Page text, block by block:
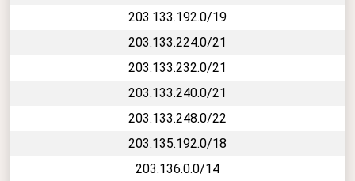
203.133.192.0/19
203.133.224.0/21
203.133.232.0/21
203.133.240.0/21
203.133.248.0/22
203.135.192.0/18
203.136.0.0/14